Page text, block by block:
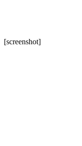
[screenshot]